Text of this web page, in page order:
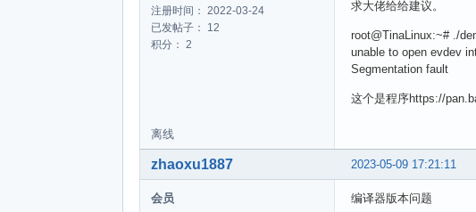
注册时间： 2022-03-24
已发帖子： 12
积分： 2
求大佬给给建议。
root@TinaLinux:~# ./
unable to open evdev
Segmentation fault
这个是程序https://
离线
2023-05-09 17:21:11
zhaoxu1887
会员 编译器版本问题